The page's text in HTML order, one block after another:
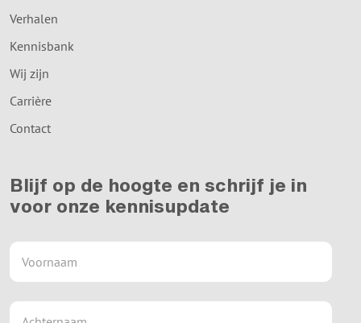
Verhalen
Kennisbank
Wij zijn
Carrière
Contact
Blijf op de hoogte en schrijf je in
voor onze kennisupdate